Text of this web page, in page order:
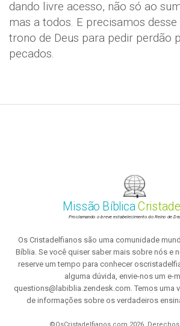
dando livre acesso, não só ao
mas a todos. E precisamos
trono de Deus para pedir perdão
pecados.
Missão Bíblica
Proclamando o breve estabelecimento do Reino de
Os Cristadelfianos são uma comunidade
Bíblia. Se você quiser saber mais sobre nós e
reserve um tempo para conhecer
alguma dúvida, envie-nos um e-
questions@labiblia.zendesk.com. Temos uma
de informações sobre os verdadeiros
©OsCristadelfianos.com 2026. Derechos